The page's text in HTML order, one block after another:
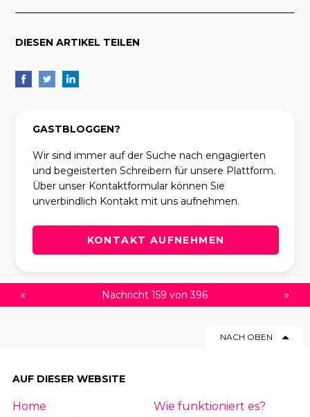
DIESEN ARTIKEL TEILEN
GASTBLOGGEN?
Wir sind immer auf der Suche nach engagierten
und begeisterten Schreibern für unsere Plattform.
Über unser Kontaktformular können Sie
unverbindlich Kontakt mit uns aufnehmen.
KONTAKT AUFNEHMEN
« Nachricht 159 von 396 »
NACH OBEN
AUF DIESER WEBSITE
Home
Wie funktioniert es?